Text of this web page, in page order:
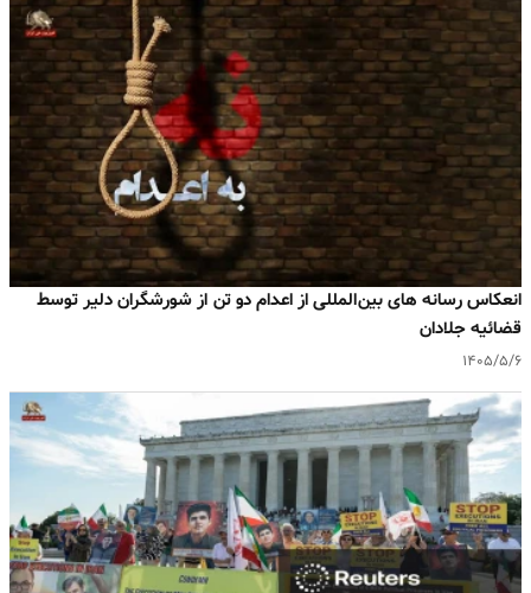
انعکاس رسانه های بین‌المللی از اعدام دو تن از شورشگران دلیر توسط
قضائیه جلادان
۱۴۰۵/۵/۶